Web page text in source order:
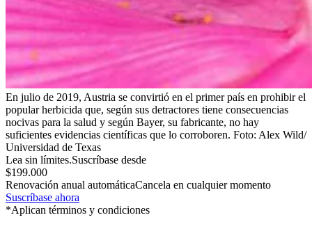
En julio de 2019, Austria se convirtió en el primer país en prohibir el
popular herbicida que, según sus detractores tiene consecuencias
nocivas para la salud y según Bayer, su fabricante, no hay
suficientes evidencias científicas que lo corroboren. Foto: Alex Wild/
Universidad de Texas
Lea sin límites.Suscríbase desde
$199.000
Renovación anual automáticaCancela en cualquier momento
Suscríbase ahora
*Aplican términos y condiciones